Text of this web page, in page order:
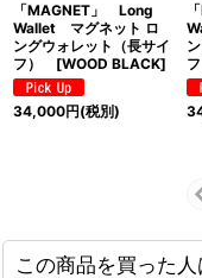
「MAGNET」 Long
Wallet マグネット ロ
ングウォレット（長サイ
フ） [WOOD BLACK]
34,000円(税別)
この商品を買った